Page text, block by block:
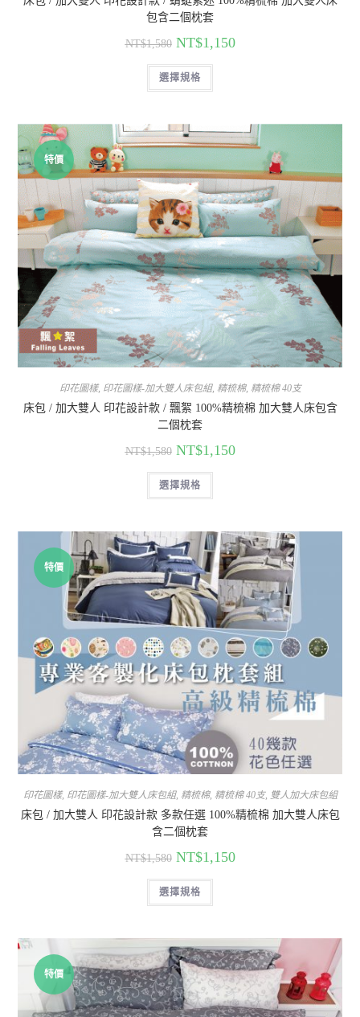
包含二個枕套
NT$1,580 NT$1,150
選擇規格
特價
印花圖樣, 印花圖樣-加大雙人床包組, 精梳棉, 精梳棉 40支
床包 / 加大雙人 印花設計款 / 飄絮 100%精梳棉 加大雙人床包含
二個枕套
NT$1,580 NT$1,150
選擇規格
特價
印花圖樣, 印花圖樣-加大雙人床包組, 精梳棉, 精梳棉 40支, 雙人加大床包組
床包 / 加大雙人 印花設計款 多款任選 100%精梳棉 加大雙人床包
含二個枕套
NT$1,580 NT$1,150
選擇規格
特價